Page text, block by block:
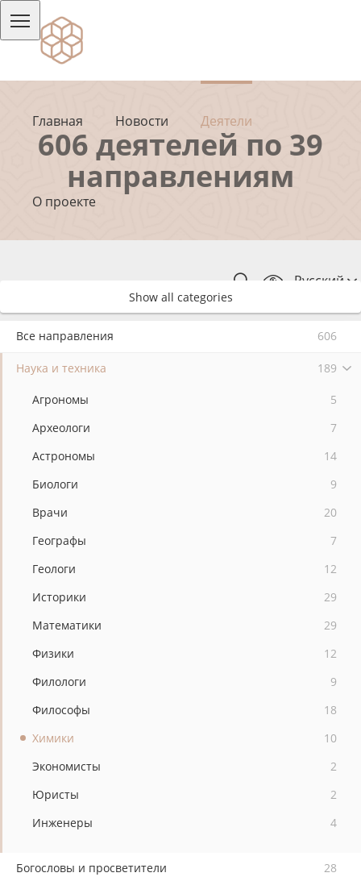
Главная Новости Деятели
О проекте
Русский
606 деятелей по 39
направлениям
Show all categories
Все направления 606
Наука и техника 189
Агрономы
5
Археологи
7
Астрономы
14
Биологи
9
Врачи
20
Географы
7
Геологи
12
Историки
29
Математики
29
Физики
12
Филологи
9
Философы
18
Химики
10
Экономисты
2
Юристы
2
Инженеры
4
Богословы и просветители 28